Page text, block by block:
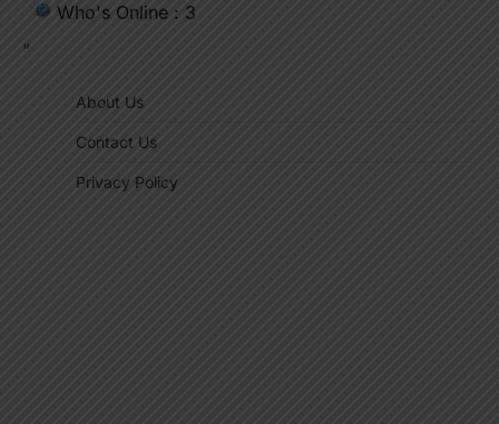
Who's Online : 3
"
About Us
Contact Us
Privacy Policy